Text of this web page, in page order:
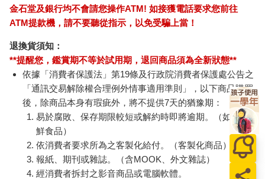
金石堂及銀行均不會請您操作ATM! 如接獲電話要求您前往
ATM提款機，請不要聽從指示，以免受騙上當！
退換貨須知：
**提醒您，鑑賞期不等於試用期，退回商品須為全新狀態**
依據「消費者保護法」第19條及行政院消費者保護處公告之
「通訊交易解除權合理例外情事適用準則」，以下商品購買
後，除商品本身有瑕疵外，將不提供7天的猶豫期：
易於腐敗、保存期限較短或解約時即將逾期。（如：生
鮮食品）
依消費者要求所為之客製化給付。（客製化商品）
報紙、期刊或雜誌。（含MOOK、外文雜誌）
經消費者拆封之影音商品或電腦軟體。